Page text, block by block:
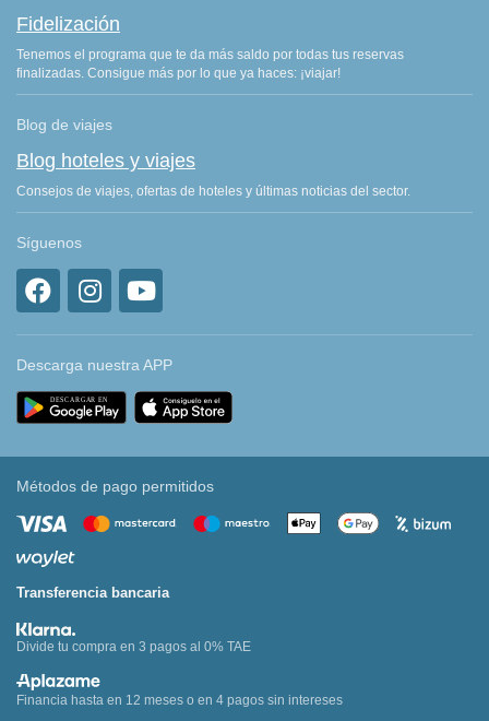
Fidelización
Tenemos el programa que te da más saldo por todas tus reservas
finalizadas. Consigue más por lo que ya haces: ¡viajar!
Blog de viajes
Blog hoteles y viajes
Consejos de viajes, ofertas de hoteles y últimas noticias del sector.
Síguenos
Descarga nuestra APP
Métodos de pago permitidos
Transferencia bancaria
Divide tu compra en 3 pagos al 0% TAE
Financia hasta en 12 meses o en 4 pagos sin intereses